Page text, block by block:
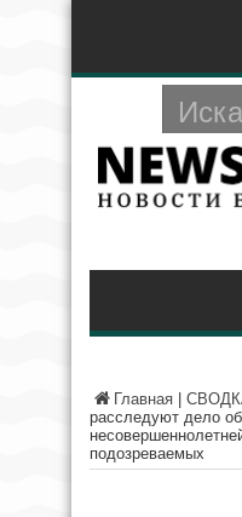
Главная
расследуют дело
подозреваемых